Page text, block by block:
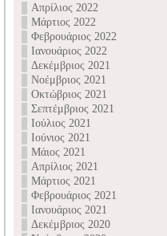
Απρίλιος 2022
Μάρτιος 2022
Φεβρουάριος 2022
Ιανουάριος 2022
Δεκέμβριος 2021
Νοέμβριος 2021
Οκτώβριος 2021
Σεπτέμβριος 2021
Ιούλιος 2021
Ιούνιος 2021
Μάιος 2021
Απρίλιος 2021
Μάρτιος 2021
Φεβρουάριος 2021
Ιανουάριος 2021
Δεκέμβριος 2020